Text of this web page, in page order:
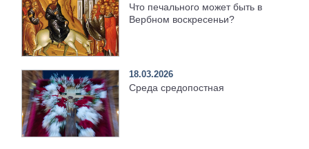
Что печального может быть в
Вербном воскресеньи?
18.03.2026
Среда средопостная